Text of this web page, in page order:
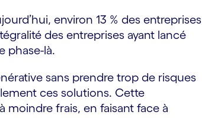
environ 13 % des entreprises
des entreprises ayant lancé
phase-là.
sans prendre trop de risques
ces solutions. Cette
moindre frais, en faisant face à